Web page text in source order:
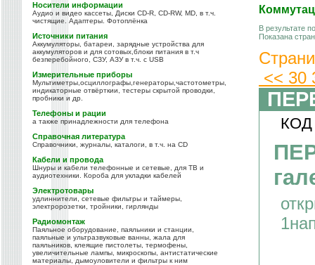
Носители информации
Аудио и видео кассеты, Диски CD-R, CD-RW, MD, в т.ч.
чистящие. Адаптеры. Фотоплёнка
Источники питания
Аккумуляторы, батареи, зарядные устройства для
аккумуляторов и для сотовых,блоки питания в т.ч
безперебойного, СЗУ, АЗУ в т.ч. с USB
Измерительные приборы
Мультиметры,осциллографы,генераторы,частотометры,
индикаторные отвёрткии, тестеры скрытой проводки,
пробники и др.
Телефоны и рации
а также принадлежности для телефона
Справочная литература
Справочники, журналы, каталоги, в т.ч. на CD
Кабели и провода
Шнуры и кабели телефонные и сетевые, для ТВ и
аудиотехники. Короба для укладки кабелей
Электротовары
удлиннители, сетевые фильтры и таймеры,
электророзетки, тройники, гирлянды
Радиомонтаж
Паяльное оборудование, паяльники и станции,
паяльные и ультразвуковые ванны, жала для
паяльников, клеящие пистолеты, термофены,
увеличительные лампы, микроскопы, антистатические
материалы, дымоуловители и фильтры к ним
В результате
Показана
<< 30
КОД